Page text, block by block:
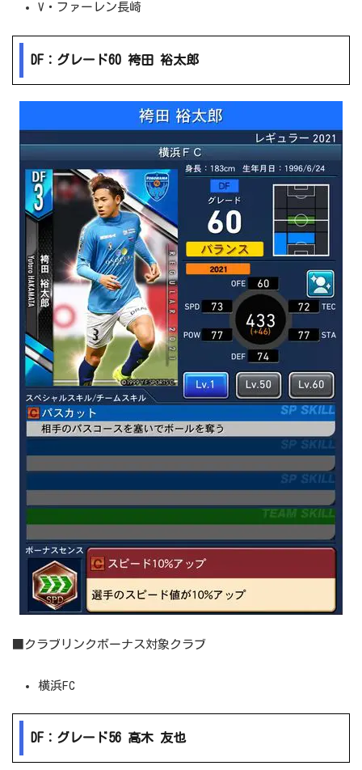
V・ファーレン長崎
DF：グレード60 袴田 裕太郎
■クラブリンクボーナス対象クラブ
横浜FC
DF：グレード56 高木 友也